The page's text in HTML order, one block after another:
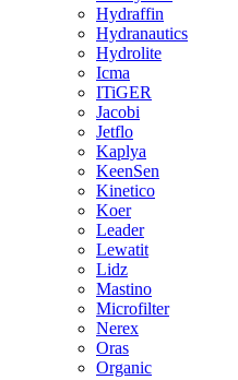
Hydraffin
Hydranautics
Hydrolite
Icma
ITiGER
Jacobi
Jetflo
Kaplya
KeenSen
Kinetico
Koer
Leader
Lewatit
Lidz
Mastino
Microfilter
Nerex
Oras
Organic